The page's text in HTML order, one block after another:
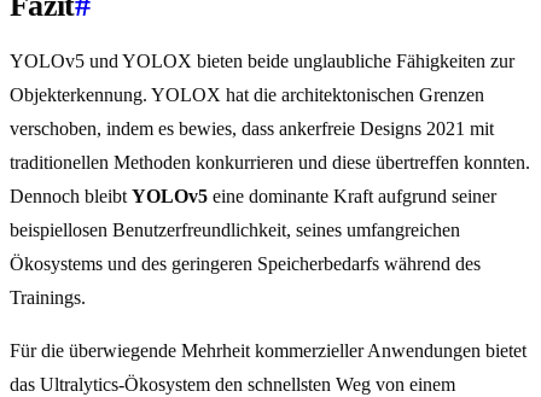
YOLOv5 und YOLOX bieten beide unglaubliche Fähigkeiten zur
Objekterkennung. YOLOX hat die architektonischen Grenzen
verschoben, indem es bewies, dass ankerfreie Designs 2021 mit
traditionellen Methoden konkurrieren und diese übertreffen konnten.
Dennoch bleibt YOLOv5 eine dominante Kraft aufgrund seiner
beispiellosen Benutzerfreundlichkeit, seines umfangreichen
Ökosystems und des geringeren Speicherbedarfs während des
Trainings.
Für die überwiegende Mehrheit kommerzieller Anwendungen bietet
das Ultralytics-Ökosystem den schnellsten Weg von einem